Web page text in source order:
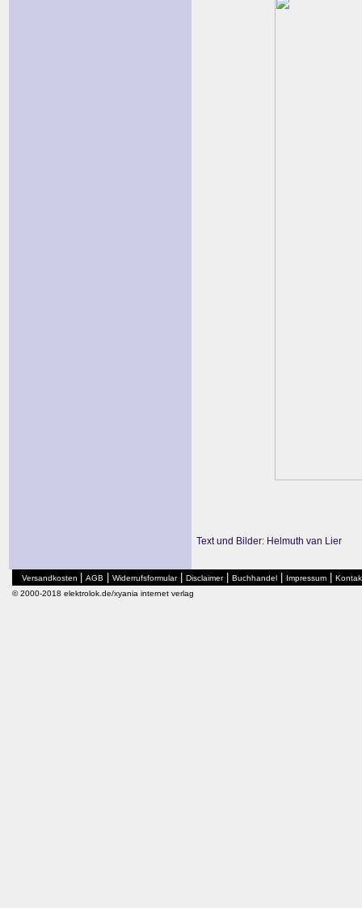
Text und Bilder: Helmuth van Lier
Versandkosten AGB Widerrufsformular| Disclaimer| Buchhandel Impressum
© 2000-2018 elektrolok.de/xyania internet verlag